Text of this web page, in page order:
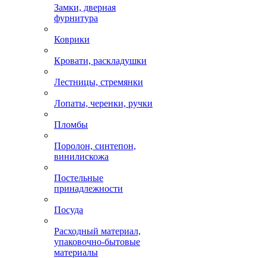
Замки, дверная
фурнитура
Коврики
Кровати, раскладушки
Лестницы, стремянки
Лопаты, черенки, ручки
Пломбы
Поролон, синтепон,
винилискожа
Постельные
принадлежности
Посуда
Расходный материал,
упаковочно-бытовые
материалы